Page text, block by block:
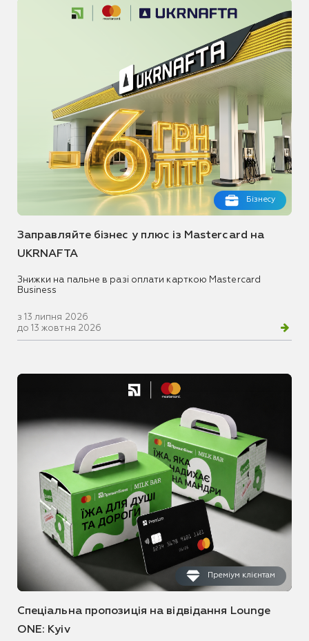
Бізнесу
Заправляйте бізнес у плюс із Mastercard на
UKRNAFTA
Знижки на пальне в разі оплати карткою Mastercard
Business
з 13 липня 2026
до 13 жовтня 2026
Преміум клієнтам
Спеціальна пропозиція на відвідання Lounge
ONE: Kyiv